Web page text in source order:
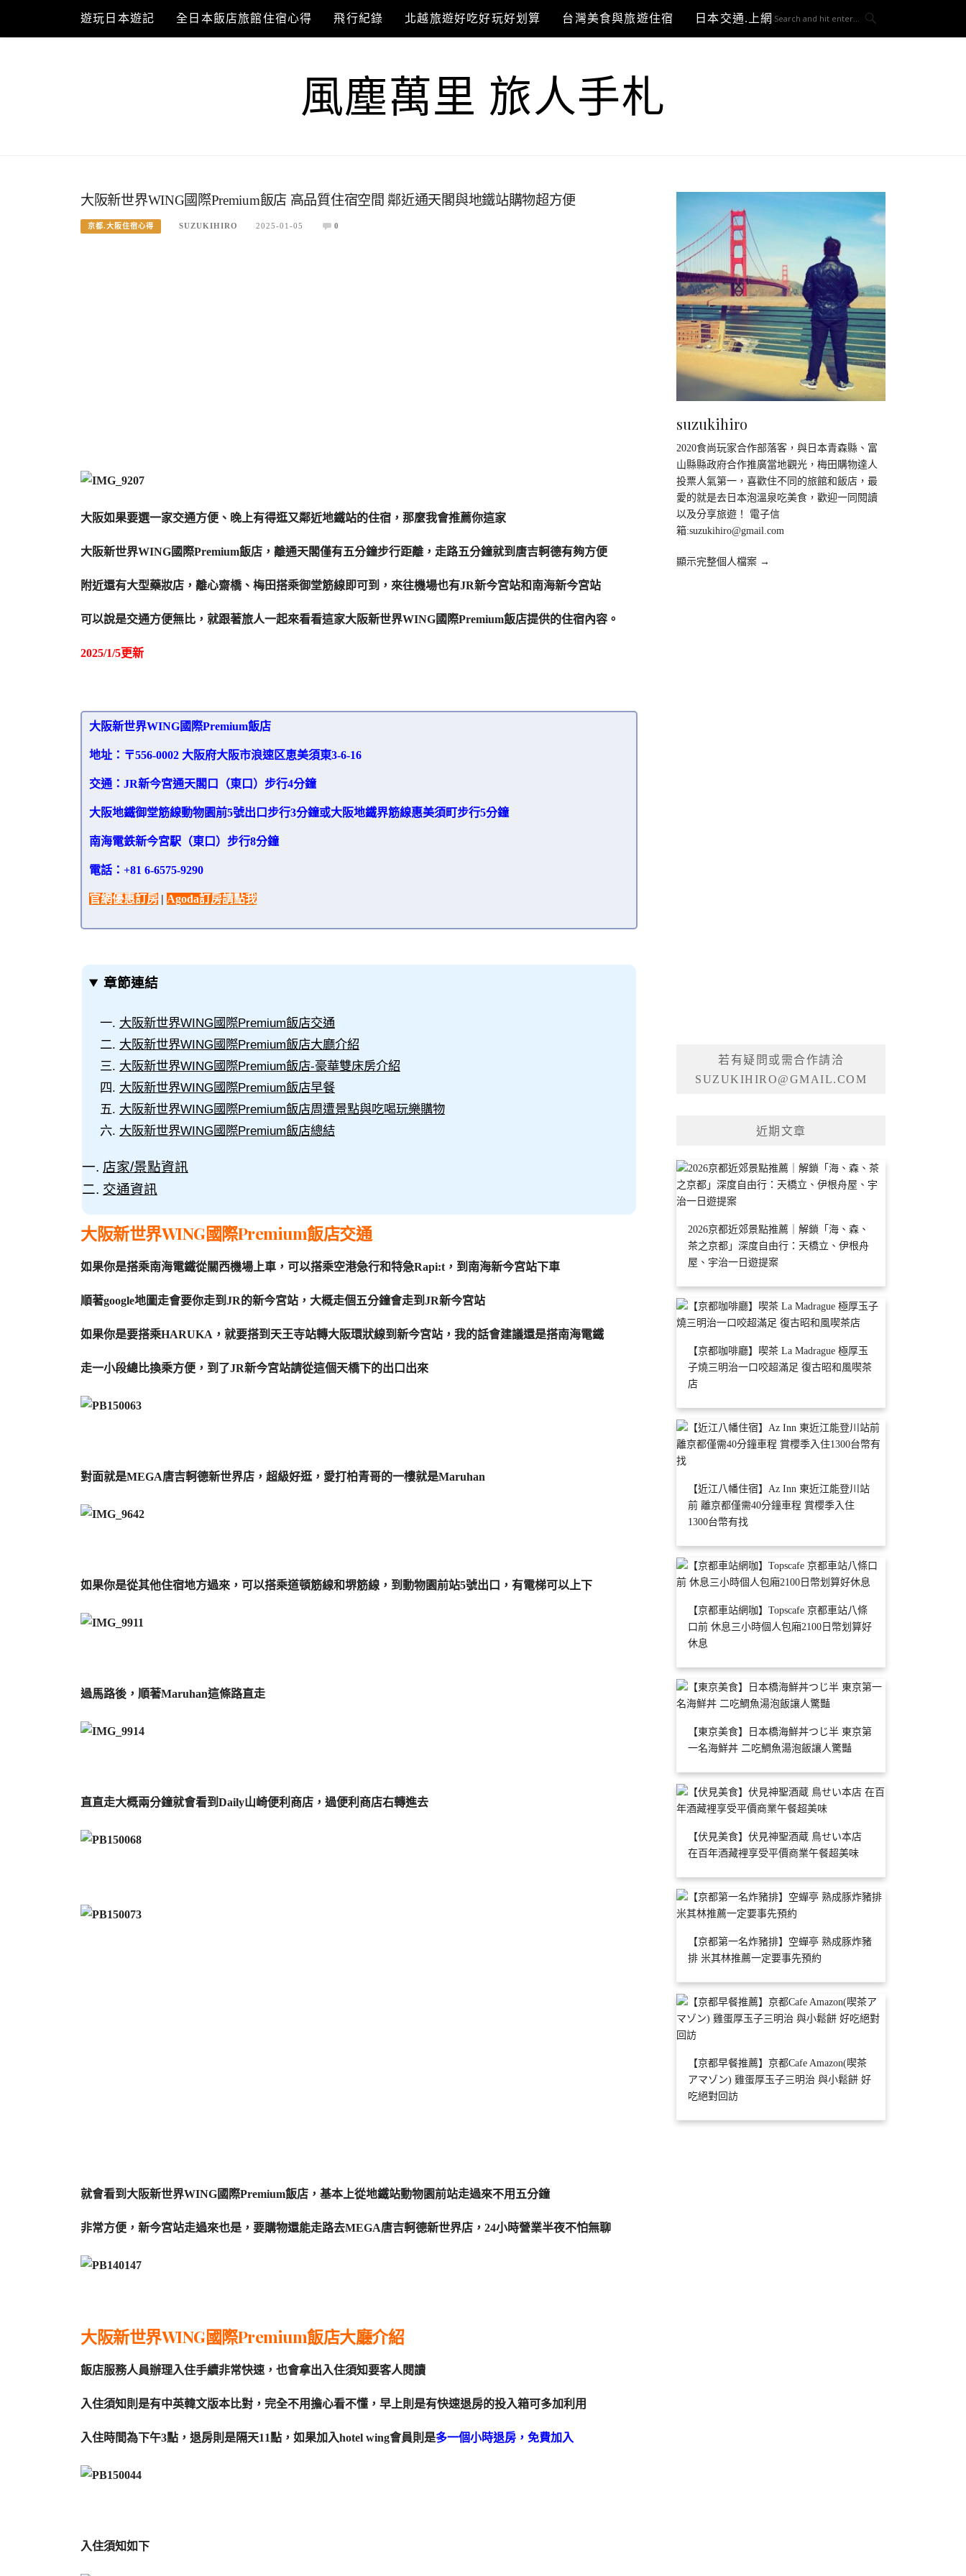
content
遊玩日本遊記 全日本飯店旅館住宿心得 飛行紀錄 北越旅遊好吃好玩好划算 台灣美食與旅遊住宿 日本交通.上網與3C開箱
風塵萬里 旅人手札
大阪新世界WING國際Premium飯店 高品質住宿空間 鄰近通天閣與地鐵站購物超方便
京都.大阪住宿心得 SUZUKIHIRO 2025-01-05 0
大阪如果要選一家交通方便、晚上有得逛又鄰近地鐵站的住宿，那麼我會推薦你這家
大阪新世界WING國際Premium飯店，離通天閣僅有五分鐘步行距離，走路五分鐘就到唐吉軻德有夠方便
附近還有大型藥妝店，離心齋橋、梅田搭乘御堂筋線即可到，來往機場也有JR新今宮站和南海新今宮站
可以說是交通方便無比，就跟著旅人一起來看看這家大阪新世界WING國際Premium飯店提供的住宿內容。
2025/1/5更新
大阪新世界WING國際Premium飯店
地址：〒556-0002 大阪府大阪市浪速区恵美須東3-6-16
交通：JR新今宮通天閣口（東口）步行4分鐘
大阪地鐵御堂筋線動物園前5號出口步行3分鐘或大阪地鐵界筋線惠美須町步行5分鐘
南海電鉄新今宮駅（東口）步行8分鐘
電話： +81 6-6575-9290
官網優惠訂房 | Agoda訂房請點我
章節連結
大阪新世界WING國際Premium飯店交通
大阪新世界WING國際Premium飯店大廳介紹
大阪新世界WING國際Premium飯店-豪華雙床房介紹
大阪新世界WING國際Premium飯店早餐
大阪新世界WING國際Premium飯店周遭景點與吃喝玩樂購物
大阪新世界WING國際Premium飯店總結
店家/景點資訊
交通資訊
大阪新世界WING國際Premium飯店交通
如果你是搭乘南海電鐵從關西機場上車，可以搭乘空港急行和特急Rapi:t，到南海新今宮站下車
順著google地圖走會要你走到JR的新今宮站，大概走個五分鐘會走到JR新今宮站
如果你是要搭乘HARUKA，就要搭到天王寺站轉大阪環狀線到新今宮站，我的話會建議還是搭南海電鐵
走一小段總比換乘方便，到了JR新今宮站請從這個天橋下的出口出來
對面就是MEGA唐吉軻德新世界店，超級好逛，愛打柏青哥的一樓就是Maruhan
如果你是從其他住宿地方過來，可以搭乘道頓筋線和堺筋線，到動物園前站5號出口，有電梯可以上下
過馬路後，順著Maruhan這條路直走
直直走大概兩分鐘就會看到Daily山崎便利商店，過便利商店右轉進去
就會看到大阪新世界WING國際Premium飯店，基本上從地鐵站動物園前站走過來不用五分鐘
非常方便，新今宮站走過來也是，要購物還能走路去MEGA唐吉軻德新世界店，24小時營業半夜不怕無聊
大阪新世界WING國際Premium飯店大廳介紹
飯店服務人員辦理入住手續非常快速，也會拿出入住須知要客人閱讀
入住須知則是有中英韓文版本比對，完全不用擔心看不懂，早上則是有快速退房的投入箱可多加利用
入住時間為下午3點，退房則是隔天11點，如果加入hotel wing會員則是多一個小時退房，免費加入
入住須知如下
suzukihiro
2020食尚玩家合作部落客，與日本青森縣、富
山縣縣政府合作推廣當地觀光，梅田購物達人
投票人氣第一，喜歡住不同的旅館和飯店，最
愛的就是去日本泡溫泉吃美食，歡迎一同閱讀
以及分享旅遊！ 電子信
箱:suzukihiro@gmail.com
顯示完整個人檔案 →
若有疑問或需合作請洽
SUZUKIHIRO@GMAIL.COM
近期文章
2026京都近郊景點推薦｜解鎖「海、森、
茶之京都」深度自由行：天橋立、伊根舟
屋、宇治一日遊提案
【京都咖啡廳】喫茶 La Madrague 極厚玉
子燒三明治一口咬超滿足 復古昭和風喫茶
店
【近江八幡住宿】Az Inn 東近江能登川站
前 離京都僅需40分鐘車程 賞櫻季入住
1300台幣有找
【京都車站網咖】Topscafe 京都車站八條
口前 休息三小時個人包廂2100日幣划算好
休息
【東京美食】日本橋海鮮丼つじ半 東京第
一名海鮮丼 二吃鯛魚湯泡飯讓人驚豔
【伏見美食】伏見神聖酒蔵 鳥せい本店
在百年酒藏裡享受平價商業午餐超美味
【京都第一名炸豬排】空蟬亭 熟成豚炸豬
排 米其林推薦一定要事先預約
【京都早餐推薦】京都Cafe Amazon(喫茶
アマゾン) 雞蛋厚玉子三明治 與小鬆餅 好
吃絕對回訪